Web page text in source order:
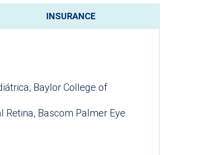
INSURANCE
Baylor College of
Retina, Bascom Palmer Eye